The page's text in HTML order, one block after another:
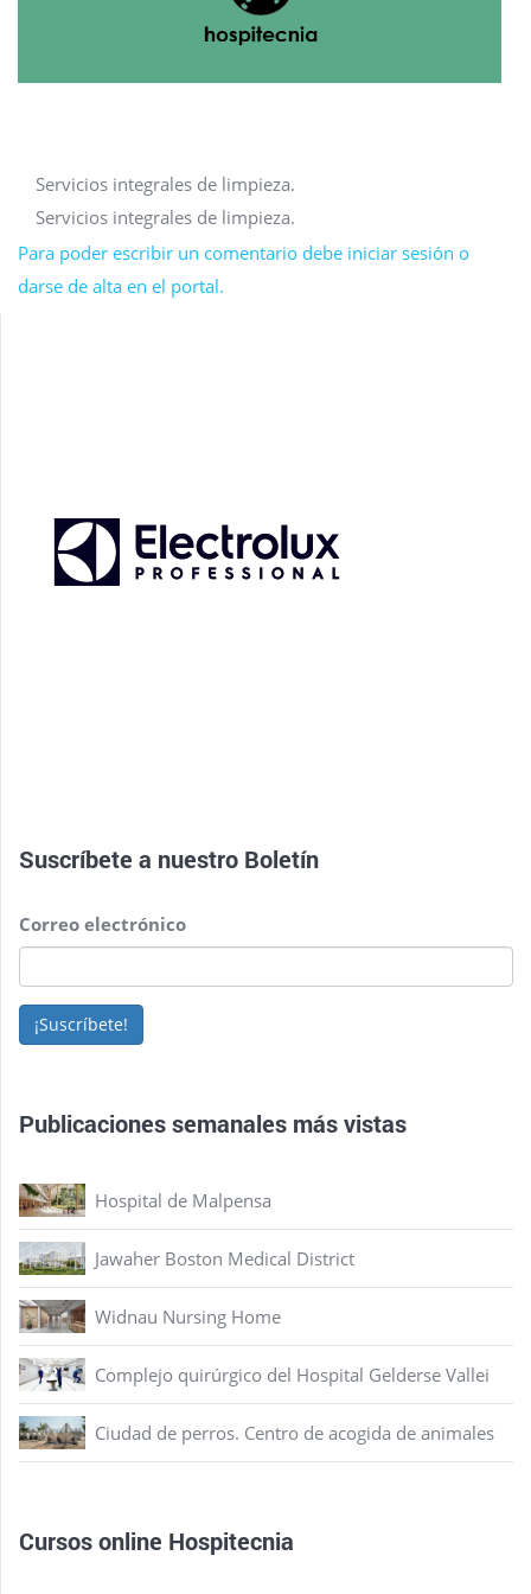
Servicios integrales de limpieza.
Servicios integrales de limpieza.
Para poder escribir un comentario debe iniciar sesión o
darse de alta en el portal.
Suscríbete a nuestro Boletín
Correo electrónico
¡Suscríbete!
Publicaciones semanales más vistas
Hospital de Malpensa
Jawaher Boston Medical District
Widnau Nursing Home
Complejo quirúrgico del Hospital Gelderse Vallei
Ciudad de perros. Centro de acogida de animales
Cursos online Hospitecnia